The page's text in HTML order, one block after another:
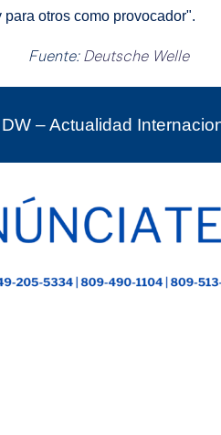
otros como provocador".
Fuente: Deutsche Welle
– Actualidad